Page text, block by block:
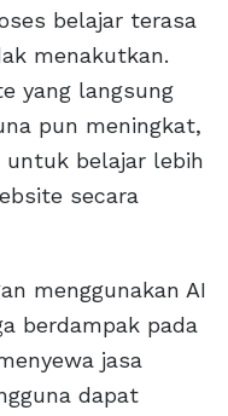
belajar terasa
menakutkan.
yang langsung
pun meningkat,
untuk belajar lebih
secara
menggunakan AI
berdampak pada
jasa
dapat